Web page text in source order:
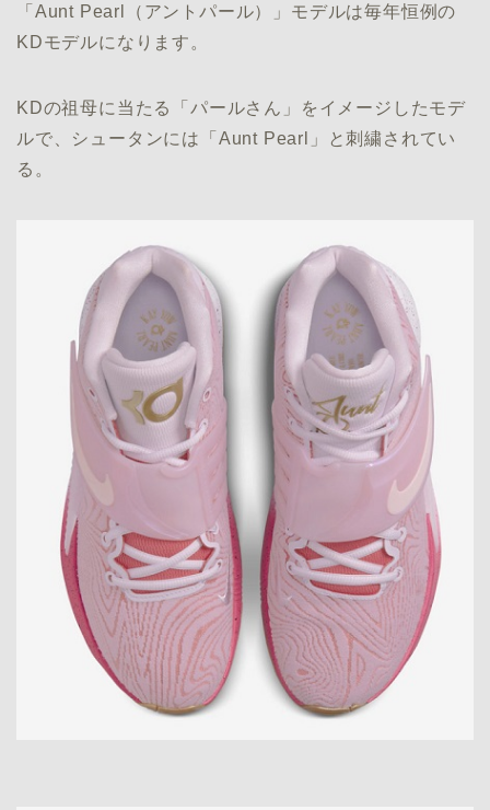
「Aunt Pearl（アントパール）」モデルは毎年恒例の
KDモデルになります。
KDの祖母に当たる「パールさん」をイメージしたモデ
ルで、シュータンには「Aunt Pearl」と刺繍されてい
る。